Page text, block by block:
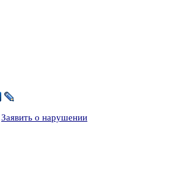
Заявить о нарушении